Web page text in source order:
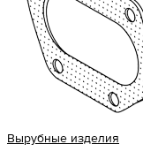
Вырубные изделия